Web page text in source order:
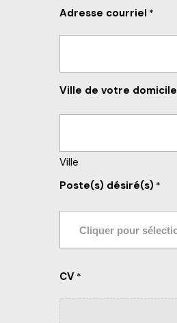
Adresse courriel *
Ville de votre domicile
Ville
Poste(s) désiré(s) *
CV *